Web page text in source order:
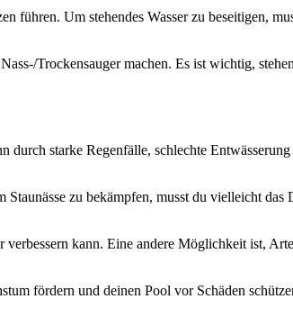
führen. Um stehendes Wasser zu beseitigen,
Trockensauger machen. Es ist wichtig,
starke Regenfälle, schlechte
zu bekämpfen, musst du vielleicht das
kann. Eine andere Möglichkeit ist,
fördern und deinen Pool vor Schäden